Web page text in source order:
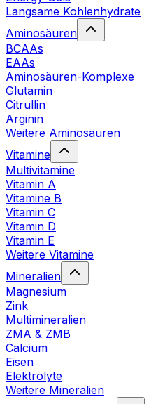
Langsame Kohlenhydrate
Aminosäuren
BCAAs
EAAs
Aminosäuren-Komplexe
Glutamin
Citrullin
Arginin
Weitere Aminosäuren
Vitamine
Multivitamine
Vitamin A
Vitamine B
Vitamin C
Vitamin D
Vitamin E
Weitere Vitamine
Mineralien
Magnesium
Zink
Multimineralien
ZMA & ZMB
Calcium
Eisen
Elektrolyte
Weitere Mineralien